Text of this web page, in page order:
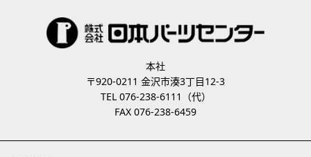
本社
〒920-0211 金沢市湊3丁目12-3
TEL 076-238-6111（代）
FAX 076-238-6459